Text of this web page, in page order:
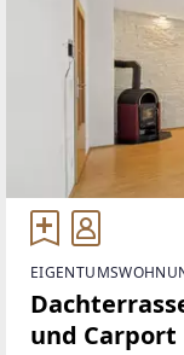
und Carport